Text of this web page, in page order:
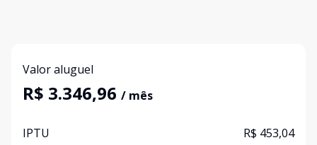
Valor aluguel
R$ 3.346,96 / mês
IPTU R$ 453,04